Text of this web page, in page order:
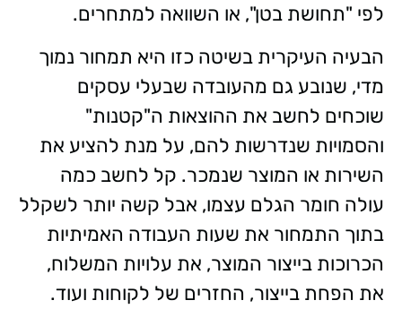
לפי "תחושת בטן", או השוואה למתחרים.
הבעיה העיקרית בשיטה כזו היא תמחור נמוך
מדי, שנובע גם מהעובדה שבעלי עסקים
שוכחים לחשב את ההוצאות ה"קטנות"
והסמויות שנדרשות להם, על מנת להציע את
השירות או המוצר שנמכר. קל לחשב כמה
עולה חומר הגלם עצמו, אבל קשה יותר לשקלל
בתוך התמחור את שעות העבודה האמיתיות
הכרוכות בייצור המוצר, את עלויות המשלוח,
את הפחת בייצור, החזרים של לקוחות ועוד.